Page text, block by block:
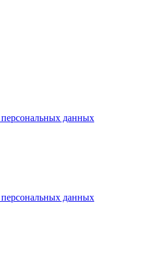
данных
данных